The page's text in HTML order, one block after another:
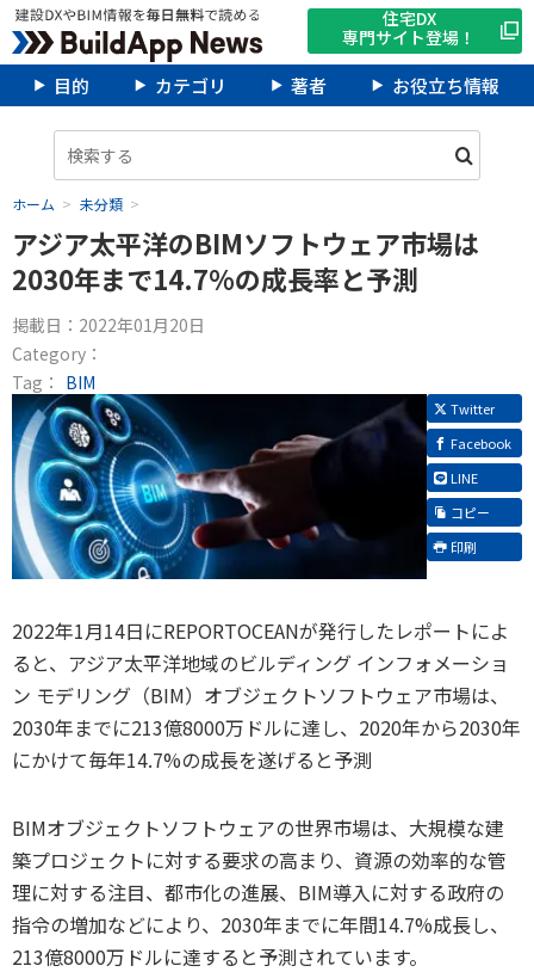
住宅DX
専門サイト登場！
目的 カテゴリ 著者 お役立ち情報
ホーム 未分類
アジア太平洋のBIMソフトウェア市場は
2030年まで14.7%の成長率と予測
掲載日： 2022年01月20日
Category：
Tag： BIM
Twitter
Facebook
LINE
コピー
印刷
2022年1月14日にREPORTOCEANが発行したレポートによ
ると、アジア太平洋地域のビルディング インフォメーショ
ン モデリング（BIM）オブジェクトソフトウェア市場は、
2030年までに213億8000万ドルに達し、2020年から2030年
にかけて毎年14.7%の成長を遂げると予測
BIMオブジェクトソフトウェアの世界市場は、大規模な建
築プロジェクトに対する要求の高まり、資源の効率的な管
理に対する注目、都市化の進展、BIM導入に対する政府の
指令の増加などにより、2030年までに年間14.7%成長し、
213億8000万ドルに達すると予測されています。